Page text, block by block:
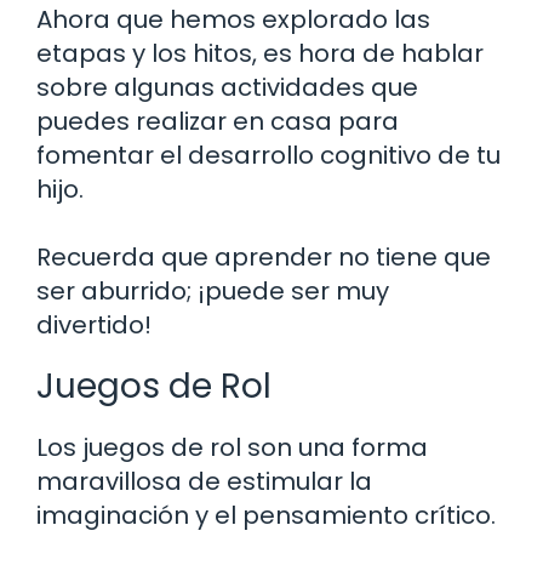
Ahora que hemos explorado las
etapas y los hitos, es hora de hablar
sobre algunas actividades que
puedes realizar en casa para
fomentar el desarrollo cognitivo de tu
hijo.
Recuerda que aprender no tiene que
ser aburrido; ¡puede ser muy
divertido!
Juegos de Rol
Los juegos de rol son una forma
maravillosa de estimular la
imaginación y el pensamiento crítico.